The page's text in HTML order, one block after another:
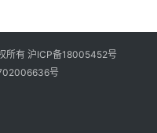
所有 沪ICP备18005452号
号